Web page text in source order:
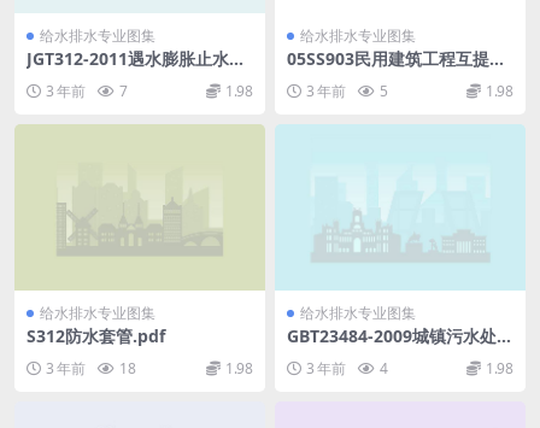
给水排水专业图集
JGT312-2011遇水膨胀止水胶.
3 年前 7 1.98
给水排水专业图集
05SS903民用建筑工程互提资
df 3 年前 5 1.98
给水排水专业图集
S312防水套管.pdf
3 年前 18 1.98
给水排水专业图集
GBT23484-2009城镇污水处理
3 年前 4 1.98